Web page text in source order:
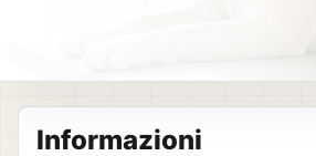
Informazioni